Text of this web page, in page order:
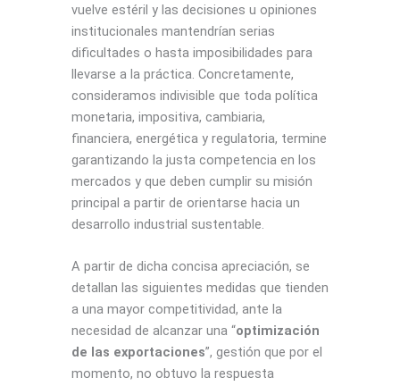
vuelve estéril y las decisiones u opiniones
institucionales mantendrían serias
dificultades o hasta imposibilidades para
llevarse a la práctica. Concretamente,
consideramos indivisible que toda política
monetaria, impositiva, cambiaria,
financiera, energética y regulatoria, termine
garantizando la justa competencia en los
mercados y que deben cumplir su misión
principal a partir de orientarse hacia un
desarrollo industrial sustentable.
A partir de dicha concisa apreciación, se
detallan las siguientes medidas que tienden
a una mayor competitividad, ante la
necesidad de alcanzar una “optimización
de las exportaciones”, gestión que por el
momento, no obtuvo la respuesta